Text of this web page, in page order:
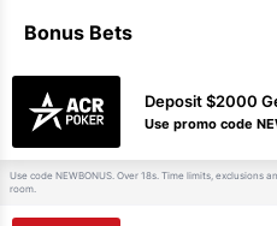
Bonus Bets
Deposit $2000
Use promo code
Use code NEWBONUS. Over 18s. Time limits, exclusions
room.